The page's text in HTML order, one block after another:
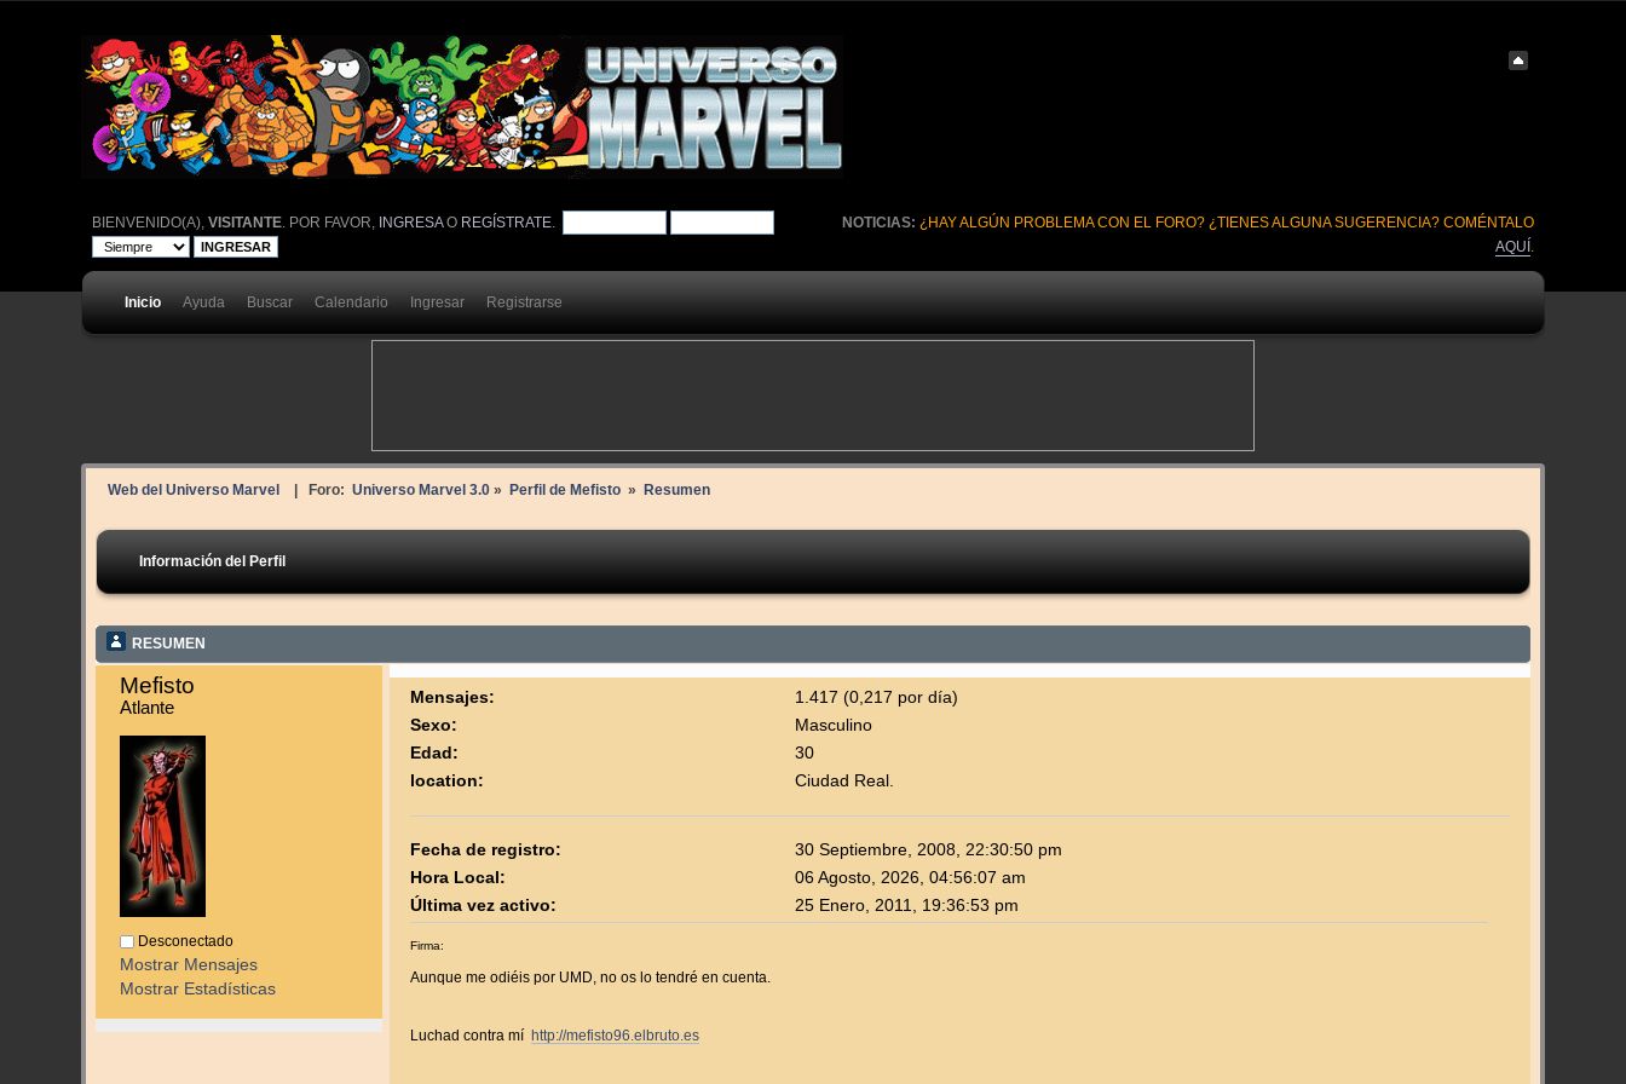
NOTICIAS: ¿HAY ALGÚN PROBLEMA CON EL FORO? ¿TIENES ALGUNA SUGERENCIA? COMÉNTALO
AQUÍ
BIENVENIDO(A), VISITANTE. POR FAVOR, INGRESAO REGÍSTRATE.
Inicio Ayuda Buscar Calendario Ingresar Registrarse
Web del Universo Marvel | Foro: Universo Marvel 3.0» Perfil de Mefisto » Resumen
Información del Perfil
RESUMEN
Mefisto
Atlante
Desconectado
Mostrar Mensajes
Mostrar Estadísticas
Mensajes:
1.417 (0,217 por día)
Sexo:
Masculino
Edad:
30
location:
Ciudad Real.
Fecha de registro:
30 Septiembre, 2008, 22:30:50 pm
Hora Local:
06 Agosto, 2026, 04:56:07 am
Última vez activo:
25 Enero, 2011, 19:36:53 pm
Firma:
Aunque me odiéis por UMD, no os lo tendré en cuenta.
Luchad contra mí http://mefisto96.elbruto.es